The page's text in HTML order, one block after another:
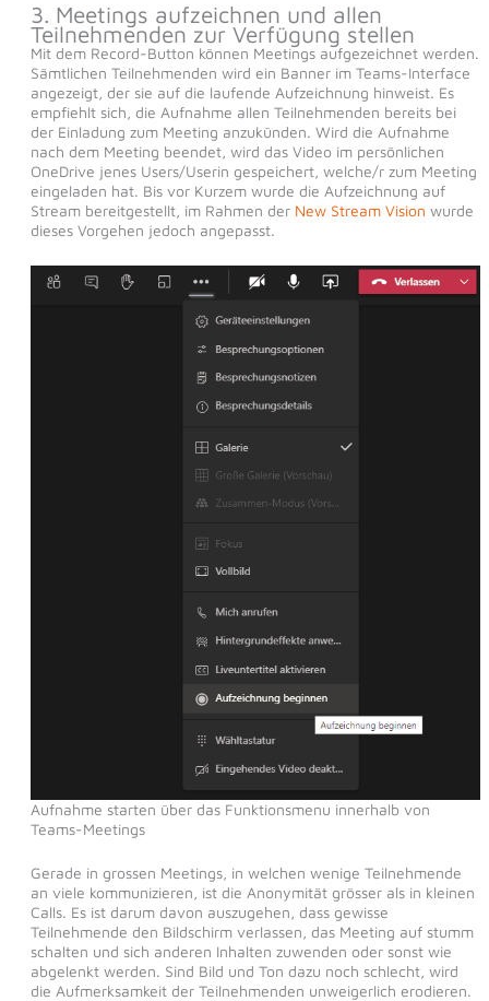
3. Meetings aufzeichnen und allen
Teilnehmenden zur Verfügung stellen
Mit dem Record-Button können Meetings aufgezeichnet werden.
Sämtlichen Teilnehmenden wird ein Banner im Teams-Interface
angezeigt, der sie auf die laufende Aufzeichnung hinweist. Es
empfiehlt sich, die Aufnahme allen Teilnehmenden bereits bei
der Einladung zum Meeting anzukünden. Wird die Aufnahme
nach dem Meeting beendet, wird das Video im persönlichen
OneDrive jenes Users/Userin gespeichert, welche/r zum Meeting
eingeladen hat. Bis vor Kurzem wurde die Aufzeichnung auf
Stream bereitgestellt, im Rahmen der New Stream Vision wurde
dieses Vorgehen jedoch angepasst.
Aufnahme starten über das Funktionsmenu innerhalb von
Teams-Meetings
Gerade in grossen Meetings, in welchen wenige Teilnehmende
an viele kommunizieren, ist die Anonymität grösser als in kleinen
Calls. Es ist darum davon auszugehen, dass gewisse
Teilnehmende den Bildschirm verlassen, das Meeting auf stumm
schalten und sich anderen Inhalten zuwenden oder sonst wie
abgelenkt werden. Sind Bild und Ton dazu noch schlecht, wird
die Aufmerksamkeit der Teilnehmenden unweigerlich erodieren.